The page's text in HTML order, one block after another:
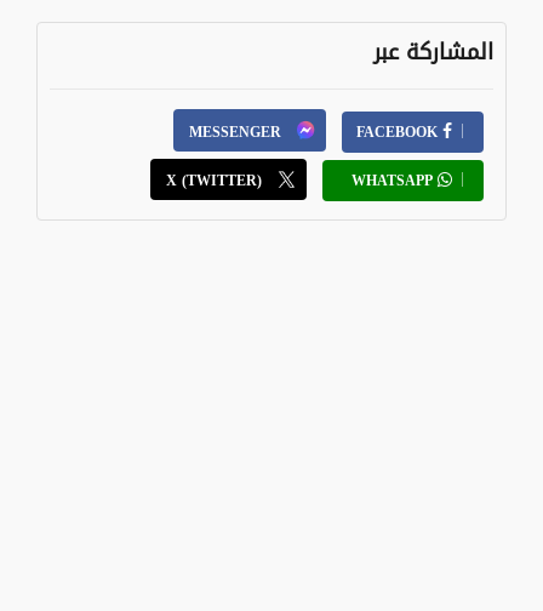
المشاركة عبر
FACEBOOK
MESSENGER
WHATSAPP
X (TWITTER)